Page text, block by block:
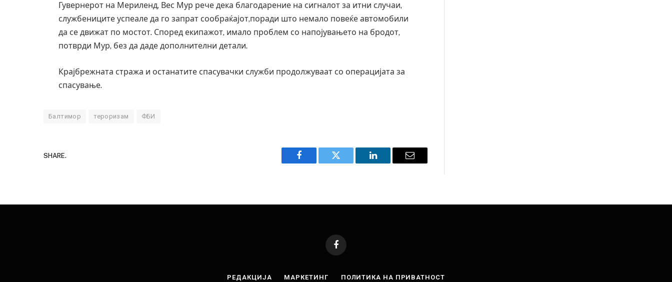
Гувернерот на Мериленд, Вес Мур рече дека благодарение на сигналот за итни случаи,
службениците успеале да го запрат сообраќајот,поради што немало повеќе автомобили
да се движат по мостот. Според екипажот, имало проблем со напојувањето на бродот,
потврди Мур, без да даде дополнителни детали.
Крајбрежната стража и останатите спасувачки служби продолжуваат со операцијата за
спасување.
Балтимор тероризам ФБИ
SHARE.
Facebook Twitter LinkedIn Email
Facebook
РЕДАКЦИЈА МАРКЕТИНГ ПОЛИТИКА НА ПРИВАТНОСТ